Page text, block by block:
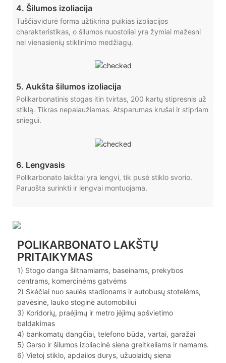
4. Šilumos izoliacija
Tuščiavidurė forma užtikrina puikias izoliacijos
charakteristikas, o šilumos nuostoliai yra žymiai mažesni
nei vienasienių stiklinimo medžiagų.
5. Aukšta šilumos izoliacija
Polikarbonatinis stogas itin tvirtas, 200 kartų stipresnis už
stiklą. Tikras nepalaužiamas. Atsparumas krušai ir stipriam
sniegui.
6. Lengvasis
Polikarbonato lakštai yra lengvi, tik pusė stiklo svorio.
Paruošta surinkti ir lengvai montuojama.
POLIKARBONATO LAKŠTŲ
PRITAIKYMAS
1) Stogo danga šiltnamiams, baseinams, prekybos
centrams, komercinėms gatvėms
2) Skėčiai nuo saulės stadionams ir autobusų stotelėms,
pavėsinė, lauko stoginė automobiliui
3) Koridorių, praėjimų ir metro įėjimų apšvietimo
baldakimas
4) bankomatų dangčiai, telefono būda, vartai, garažai
5) Garso ir šilumos izoliacinė siena greitkeliams ir namams.
6) Vietoj stiklo, apdailos durys, užuolaidų siena